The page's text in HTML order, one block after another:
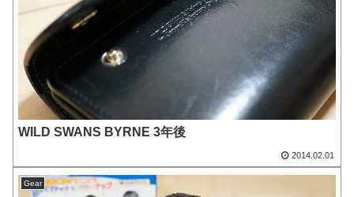
WILD SWANS BYRNE 3年後
2014.02.01
Gear